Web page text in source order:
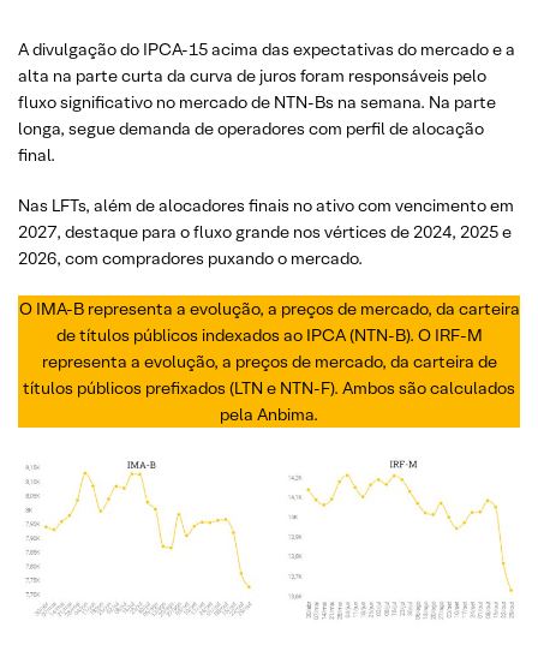
A divulgação do IPCA-15 acima das expectativas do mercado e a
alta na parte curta da curva de juros foram responsáveis pelo
fluxo significativo no mercado de NTN-Bs na semana. Na parte
longa, segue demanda de operadores com perfil de alocação
final.
Nas LFTs, além de alocadores finais no ativo com vencimento em
2027, destaque para o fluxo grande nos vértices de 2024, 2025 e
2026, com compradores puxando o mercado.
O IMA-B representa a evolução, a preços de mercado, da carteira
de títulos públicos indexados ao IPCA (NTN-B). O IRF-M
representa a evolução, a preços de mercado, da carteira de
títulos públicos prefixados (LTN e NTN-F). Ambos são calculados
pela Anbima.